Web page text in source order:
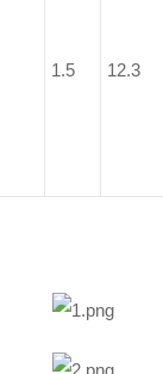
1.5 12.3